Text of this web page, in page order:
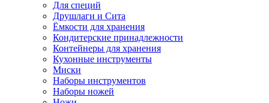
Для специй
Друшлаги и Сита
Ёмкости для хранения
Кондитерские принадлежности
Контейнеры для хранения
Кухонные инструменты
Миски
Наборы инструментов
Наборы ножей